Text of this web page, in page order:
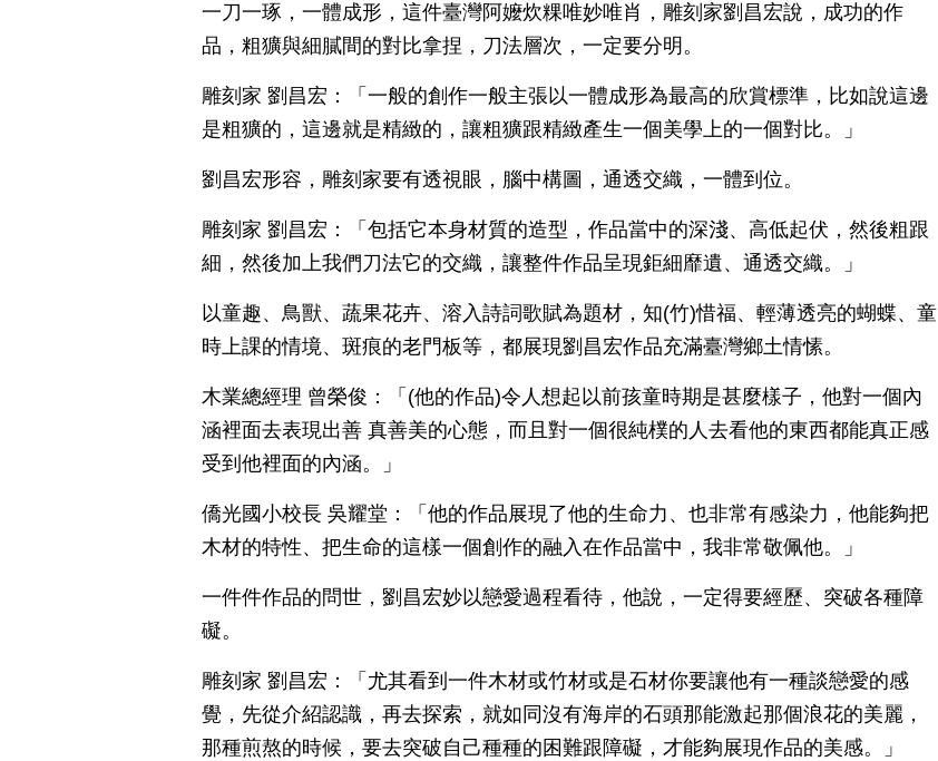
一刀一琢，一體成形，這件臺灣阿嬤炊粿唯妙唯肖，雕刻家劉昌宏說，成功的作
品，粗獷與細膩間的對比拿捏，刀法層次，一定要分明。
雕刻家 劉昌宏：「一般的創作一般主張以一體成形為最高的欣賞標準，比如說這邊
是粗獷的，這邊就是精緻的，讓粗獷跟精緻產生一個美學上的一個對比。」
劉昌宏形容，雕刻家要有透視眼，腦中構圖，通透交織，一體到位。
雕刻家 劉昌宏：「包括它本身材質的造型，作品當中的深淺、高低起伏，然後粗跟
細，然後加上我們刀法它的交織，讓整件作品呈現鉅細靡遺、通透交織。」
以童趣、鳥獸、蔬果花卉、溶入詩詞歌賦為題材，知(竹)惜福、輕薄透亮的蝴蝶、童
時上課的情境、斑痕的老門板等，都展現劉昌宏作品充滿臺灣鄉土情愫。
木業總經理 曾榮俊：「(他的作品)令人想起以前孩童時期是甚麼樣子，他對一個內
涵裡面去表現出善 真善美的心態，而且對一個很純樸的人去看他的東西都能真正感
受到他裡面的內涵。」
僑光國小校長 吳耀堂：「他的作品展現了他的生命力、也非常有感染力，他能夠把
木材的特性、把生命的這樣一個創作的融入在作品當中，我非常敬佩他。」
一件件作品的問世，劉昌宏妙以戀愛過程看待，他說，一定得要經歷、突破各種障
礙。
雕刻家 劉昌宏：「尤其看到一件木材或竹材或是石材你要讓他有一種談戀愛的感
覺，先從介紹認識，再去探索，就如同沒有海岸的石頭那能激起那個浪花的美麗，
那種煎熬的時候，要去突破自己種種的困難跟障礙，才能夠展現作品的美感。」